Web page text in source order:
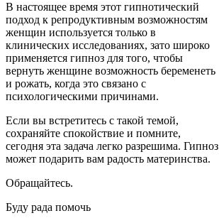
В настоящее время этот гипнотический
подход к репродуктивным возможностям
женщин используется только в
клинических исследованиях, зато широко
применяется гипноз для того, чтобы
вернуть женщине возможность беременеть
и рожать, когда это связано с
психологическими причинами.
Если вы встретитесь с такой темой,
сохраняйте спокойствие и помните,
сегодня эта задача легко разрешима. Гипноз
может подарить вам радость материнства.
Обращайтесь.
Буду рада помочь